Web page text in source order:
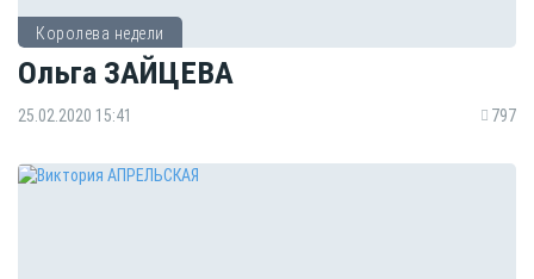
Королева недели
Ольга ЗАЙЦЕВА
25.02.2020 15:41 797